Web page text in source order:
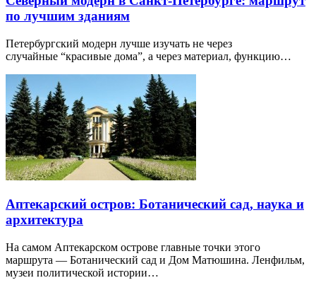
по лучшим зданиям
Петербургский модерн лучше изучать не через
случайные “красивые дома”, а через материал, функцию…
Аптекарский остров: Ботанический сад, наука и
архитектура
На самом Аптекарском острове главные точки этого
маршрута — Ботанический сад и Дом Матюшина. Ленфильм,
музеи политической истории…